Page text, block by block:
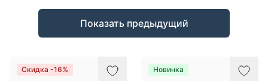
Товары
Показать предыдущий
Скидка -16% Новинка